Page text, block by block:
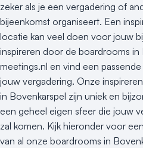
zeker als je een vergadering of
bijeenkomst organiseert. Een
locatie kan veel doen voor jouw
inspireren door de boardrooms in
meetings.nl en vind een
jouw vergadering. Onze
in Bovenkarspel zijn uniek en
een geheel eigen sfeer die jouw
zal komen. Kijk hieronder voor
van al onze boardrooms in